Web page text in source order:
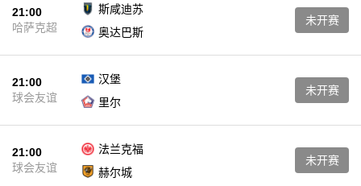
21:00
哈萨克超
斯咸迪苏
奥达巴斯
未开赛
21:00
球会友谊
汉堡
里尔
未开赛
21:00
球会友谊
法兰克福
赫尔城
未开赛